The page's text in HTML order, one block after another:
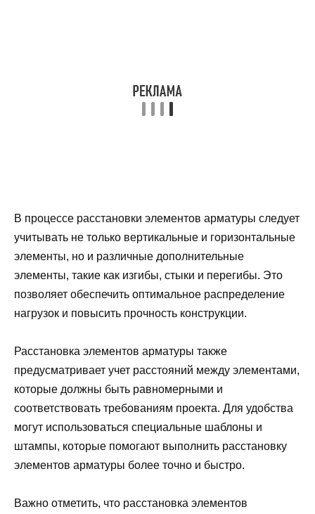
В процессе расстановки элементов арматуры следует
учитывать не только вертикальные и горизонтальные
элементы, но и различные дополнительные
элементы, такие как изгибы, стыки и перегибы. Это
позволяет обеспечить оптимальное распределение
нагрузок и повысить прочность конструкции.
Расстановка элементов арматуры также
предусматривает учет расстояний между элементами,
которые должны быть равномерными и
соответствовать требованиям проекта. Для удобства
могут использоваться специальные шаблоны и
штампы, которые помогают выполнить расстановку
элементов арматуры более точно и быстро.
Важно отметить, что расстановка элементов